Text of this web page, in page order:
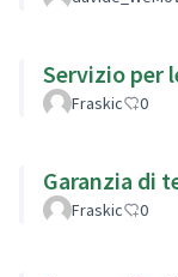
Servizio per
Fraskic 0
Garanzia di
Fraskic 0